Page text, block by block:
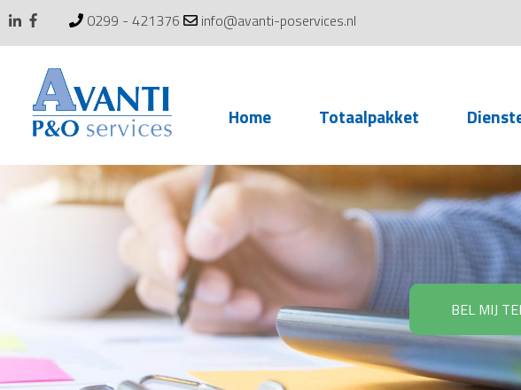
0299 - 421376 info@avanti-poservices.nl
Home Totaalpakket
BEL MIJ